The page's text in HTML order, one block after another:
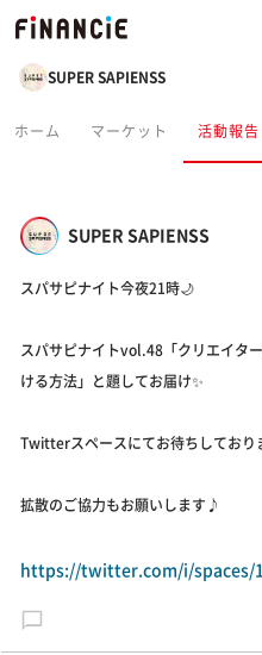
SUPER SAPIENSS
ホーム マーケット 活動報告
SUPER SAPIENSS
スパサピナイト今夜21時🌙
スパサピナイトvol.48「クリエイタ
ける方法」と題してお届け✨
Twitterスペースにてお待ちしており
拡散のご協力もお願いします♪
https://twitter.com/i/spaces/